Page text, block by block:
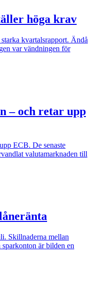
höga krav
kvartalsrapport. Ändå
var vändningen för
– och retar upp
ECB. De senaste
valutamarknaden till
Skillnaderna mellan
sparkonton är bilden en